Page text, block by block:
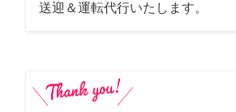
送迎＆運転代行いたします。